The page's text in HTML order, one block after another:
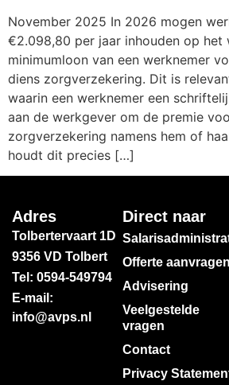
November 2025 In 2026 mogen
€2.098,80 per jaar inhouden op het
minimumloon van een werknemer
diens zorgverzekering. Dit is
waarin een werknemer een
aan de werkgever om de premie
zorgverzekering namens hem of
houdt dit precies […]
Adres
Tolbertervaart 1D
9356 VD Tolbert
Tel: 0594-549794
E-mail:
info@avps.nl
Direct naar
Offerte aanvragen
Advisering
Veelgestelde
vragen
Contact
Privacy